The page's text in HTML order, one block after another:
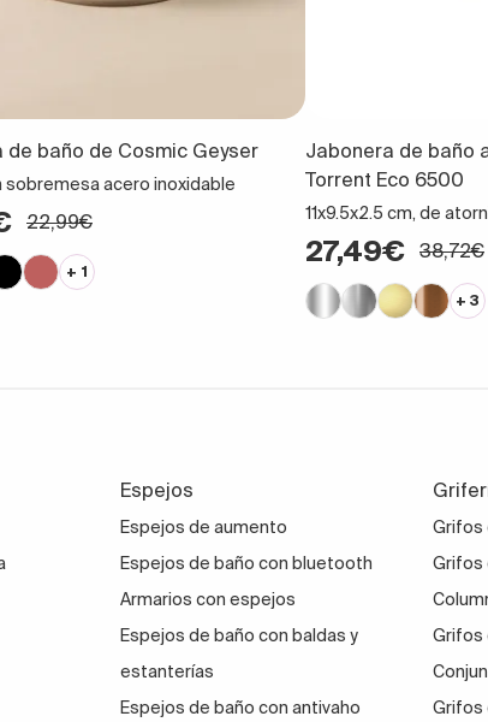
de baño de Cosmic Geyser
sobremesa acero inoxidable
22,99€
+ 1
Jabonera de baño
Torrent Eco 6500
11x9.5x2.5 cm, de
27,49€ 38,72€
+ 3
Espejos
Espejos de aumento
Espejos de baño con bluetooth
Armarios con espejos
Espejos de baño con baldas y
estanterías
Espejos de baño con antivaho
Grifos
Grifos
Grifos
Grifos